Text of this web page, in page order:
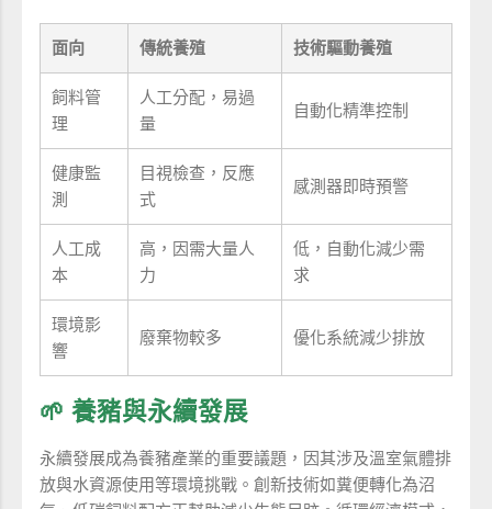
面向 傳統養殖 技術驅動養殖
飼料管
理
人工分配，易過
量
自動化精準控制
健康監
測
目視檢查，反應
式
感測器即時預警
人工成
本
高，因需大量人
力
低，自動化減少需
求
環境影
響
廢棄物較多 優化系統減少排放
🌱 養豬與永續發展
永續發展成為養豬產業的重要議題，因其涉及溫室氣體排
放與水資源使用等環境挑戰。創新技術如糞便轉化為沼